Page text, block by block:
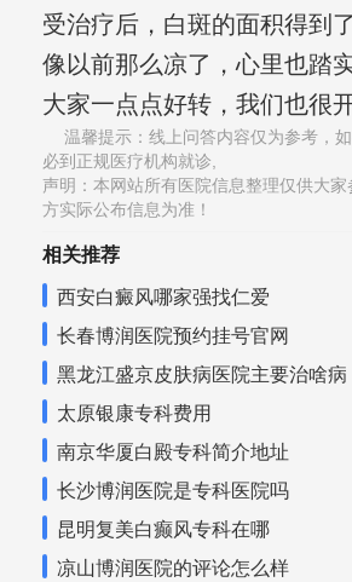
受治疗后，白斑的面积得到
像以前那么凉了，心里也踏
大家一点点好转，我们也很
温馨提示：线上问答内容仅为参考，
必到正规医疗机构就诊,
声明：本网站所有医院信息整理仅供大
方实际公布信息为准！
相关推荐
西安白癜风哪家强找仁爱
长春博润医院预约挂号官网
黑龙江盛京皮肤病医院主要治啥病
太原银康专科费用
南京华厦白殿专科简介地址
长沙博润医院是专科医院吗
昆明复美白癫风专科在哪
凉山博润医院的评论怎么样